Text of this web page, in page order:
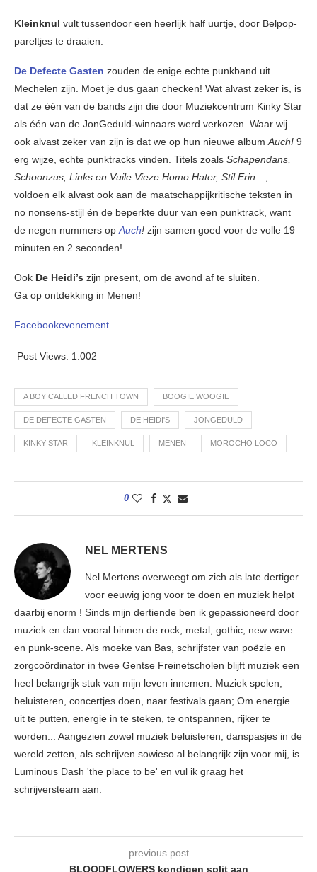
Kleinknul vult tussendoor een heerlijk half uurtje, door Belpop-
pareltjes te draaien.
De Defecte Gasten zouden de enige echte punkband uit
Mechelen zijn. Moet je dus gaan checken! Wat alvast zeker is, is
dat ze één van de bands zijn die door Muziekcentrum Kinky Star
als één van de JonGeduld-winnaars werd verkozen. Waar wij
ook alvast zeker van zijn is dat we op hun nieuwe album Auch! 9
erg wijze, echte punktracks vinden. Titels zoals Schapendans,
Schoonzus, Links en Vuile Vieze Homo Hater, Stil Erin
voldoen elk alvast ook aan de maatschappijkritische teksten in
no nonsens-stijl én de beperkte duur van een punktrack, want
de negen nummers op Auch! zijn samen goed voor de volle 19
minuten en 2 seconden!
Ook De Heidi’s zijn present, om de avond af te sluiten.
Ga op ontdekking in Menen!
Facebookevenement
Post Views: 1.002
A BOY CALLED FRENCH TOWN BOOGIE WOOGIE
DE DEFECTE GASTEN DE HEIDI'S JONGEDULD
KINKY STAR KLEINKNUL MENEN MOROCHO LOCO
0
NEL MERTENS
Nel Mertens overweegt om zich als late dertiger
voor eeuwig jong voor te doen en muziek helpt
daarbij enorm ! Sinds mijn dertiende ben ik gepassioneerd door
muziek en dan vooral binnen de rock, metal, gothic, new wave
en punk-scene. Als moeke van Bas, schrijfster van poëzie en
zorgcoördinator in twee Gentse Freinetscholen blijft muziek een
heel belangrijk stuk van mijn leven innemen. Muziek spelen,
beluisteren, concertjes doen, naar festivals gaan; Om energie
uit te putten, energie in te steken, te ontspannen, rijker te
worden... Aangezien zowel muziek beluisteren, danspasjes in de
wereld zetten, als schrijven sowieso al belangrijk zijn voor mij, is
Luminous Dash 'the place to be' en vul ik graag het
schrijversteam aan.
previous post
BLOODFLOWERS kondigen split aan